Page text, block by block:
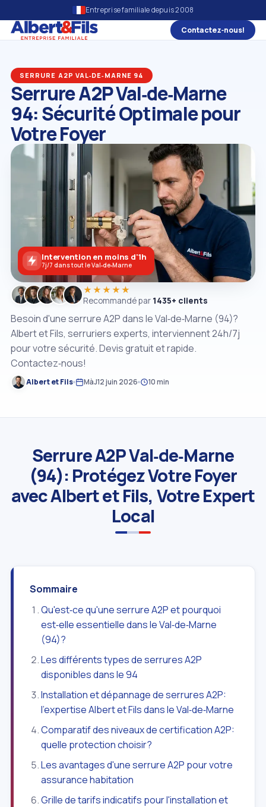
Entreprise familiale depuis 2008
Contactez‑nous!
SERRURE A2P VAL‑DE‑MARNE 94
Serrure A2P Val‑de‑Marne
94: Sécurité Optimale pour
Votre Foyer
Besoin d'une serrure A2P dans le Val‑de‑Marne (94)?
Albert et Fils, serruriers experts, interviennent 24h/7j
pour votre sécurité. Devis gratuit et rapide.
Contactez‑nous!
Albert et Fils MàJ12 juin 2026 10 min
★★★★★
Recommandé par 1435+ clients
Intervention en moins d'1h
7j/7 dans tout le Val‑de‑Marne
Serrure A2P Val‑de‑Marne
(94): Protégez Votre Foyer
avec Albert et Fils, Votre Expert
Local
Sommaire
Qu'est‑ce qu'une serrure A2P et pourquoi
est‑elle essentielle dans le Val‑de‑Marne
(94)?
Les différents types de serrures A2P
disponibles dans le 94
Installation et dépannage de serrures A2P:
l'expertise Albert et Fils dans le Val‑de‑Marne
Comparatif des niveaux de certification A2P:
quelle protection choisir?
Les avantages d'une serrure A2P pour votre
assurance habitation
Grille de tarifs indicatifs pour l'installation et